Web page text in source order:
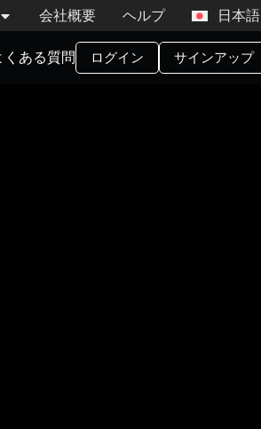
会社概要 ヘルプ 日本語
サインアップ
ログイン
くある質問